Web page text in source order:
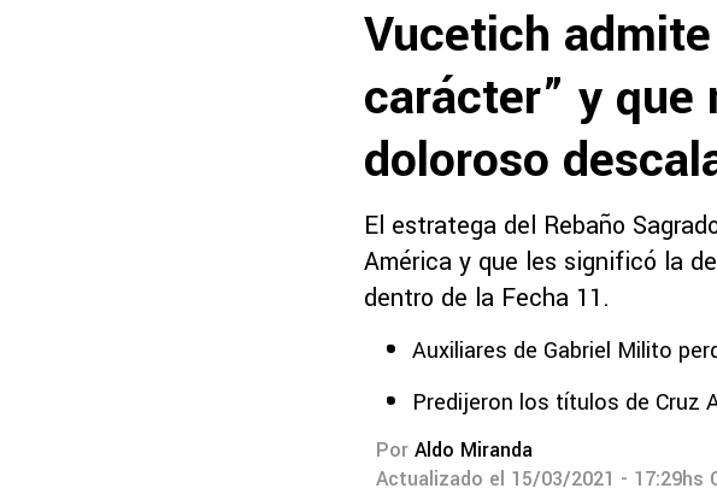
Vucetich
carácter” y que
doloroso
El estratega del Rebaño
América y que les significó la
dentro de la Fecha 11.
Auxiliares de Gabriel Milito
Predijeron los títulos de Cruz
Por Aldo Miranda
Actualizado el 15/03/2021 - 17:29hs